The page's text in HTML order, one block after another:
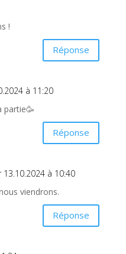
!
Réponse
à 11:20
partie🥳
Réponse
13.10.2024 à 10:40
viendrons.
Réponse